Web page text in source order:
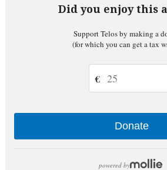
Did you enjoy this
Support Telos by making a
(for which you can get a tax
€
Donate
powered by